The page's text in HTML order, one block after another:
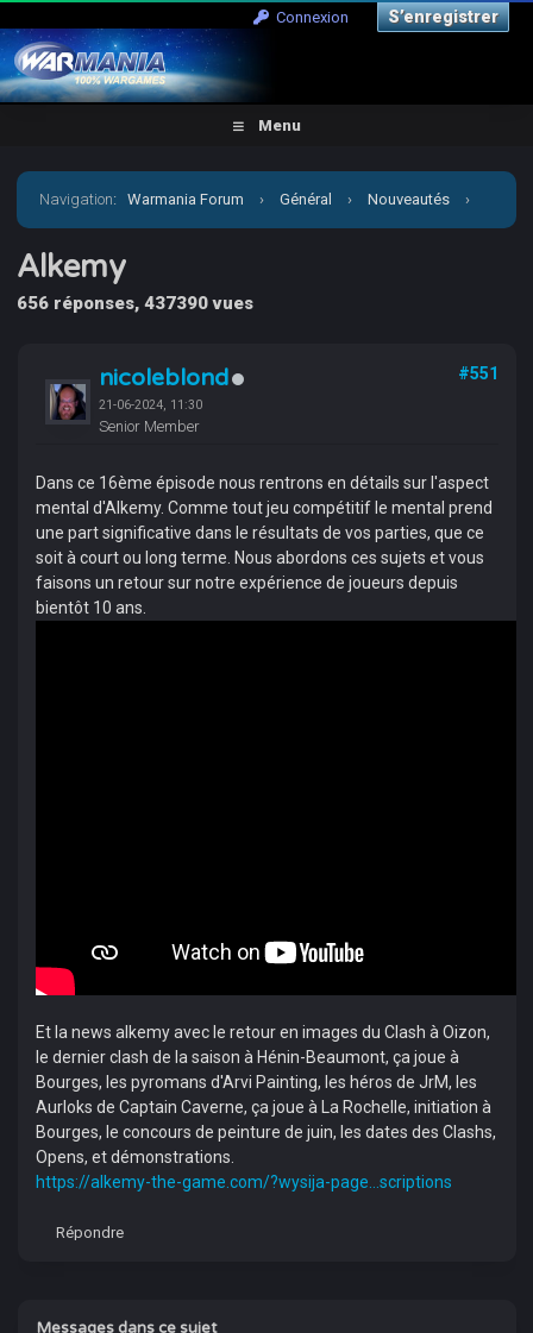
Connexion S’enregistrer
Menu
Navigation:Warmania Forum › Général › Nouveautés ›
Alkemy
Alkemy
656 réponses, 437390 vues
nicoleblond
21-06-2024, 11:30
Senior Member
#551
Dans ce 16ème épisode nous rentrons en détails sur l'aspect
mental d'Alkemy. Comme tout jeu compétitif le mental prend
une part significative dans le résultats de vos parties, que ce
soit à court ou long terme. Nous abordons ces sujets et vous
faisons un retour sur notre expérience de joueurs depuis
bientôt 10 ans.
Et la news alkemy avec le retour en images du Clash à Oizon,
le dernier clash de la saison à Hénin-Beaumont, ça joue à
Bourges, les pyromans d'Arvi Painting, les héros de JrM, les
Aurloks de Captain Caverne, ça joue à La Rochelle, initiation à
Bourges, le concours de peinture de juin, les dates des Clashs,
Opens, et démonstrations.
https://alkemy-the-game.com/?wysija-page...scriptions
Répondre
Messages dans ce sujet